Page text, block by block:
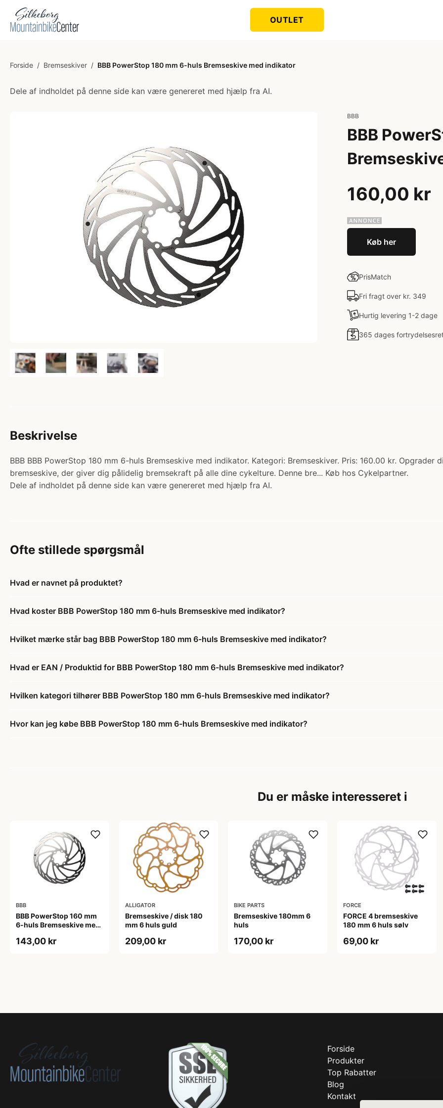
OUTLET
Forside / Bremseskiver / BBB PowerStop 180 mm 6-huls Bremseskive med indikator
Dele af indholdet på denne side kan være genereret med hjælp fra AI.
BBB
BBB
160,00 kr
Køb her
PrisMatch
Fri fragt over kr. 349
Hurtig levering 1-2 dage
365 dages
Beskrivelse
BBB BBB PowerStop 180 mm 6-huls Bremseskive med indikator. Kategori: Bremseskiver. Pris: 160.00 kr. Opgrader
bremseskive, der giver dig pålidelig bremsekraft på alle dine cykelture. Denne bre... Køb hos Cykelpartner.
Dele af indholdet på denne side kan være genereret med hjælp fra AI.
Ofte stillede spørgsmål
Hvad er navnet på produktet?
Hvad koster BBB PowerStop 180 mm 6-huls Bremseskive med indikator?
Hvilket mærke står bag BBB PowerStop 180 mm 6-huls Bremseskive med indikator?
Hvad er EAN / Produktid for BBB PowerStop 180 mm 6-huls Bremseskive med indikator?
Hvilken kategori tilhører BBB PowerStop 180 mm 6-huls Bremseskive med indikator?
Hvor kan jeg købe BBB PowerStop 180 mm 6-huls Bremseskive med indikator?
Du er måske interesseret i
BBB
BBB PowerStop 160 mm
6-huls Bremseskive med
143,00 kr
ALLIGATOR
Bremseskive / disk 180
mm 6 huls guld
209,00 kr
BIKE PARTS
Bremseskive 180mm 6
huls
170,00 kr
FORCE
FORCE 4 bremseskive
180 mm 6 huls sølv
69,00 kr
Forside
Produkter
Top Rabatter
Blog
Kontakt